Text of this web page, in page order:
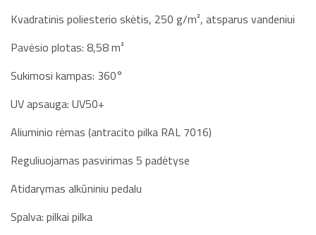
Kvadratinis poliesterio skėtis, 250 g/m², atsparus vandeniui
Pavėsio plotas: 8,58 m²
Sukimosi kampas: 360°
UV apsauga: UV50+
Aliuminio rėmas (antracito pilka RAL 7016)
Reguliuojamas pasvirimas 5 padėtyse
Atidarymas alkūniniu pedalu
Spalva: pilkai pilka